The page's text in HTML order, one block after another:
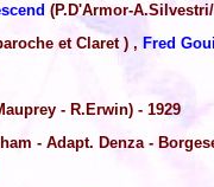
(P.D'Armor-
et Claret ) , Fred
- R.Erwin) - 1929
- Adapt. Denza -